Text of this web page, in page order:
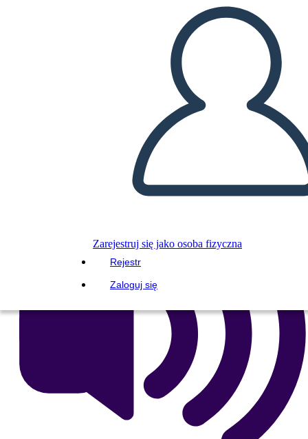
Zarejestruj się jako osoba fizyczna
Rejestr
Zaloguj się
La inteligencia emocional -
Daniel Goleman
Skopiuj tę scenorys
STWÓRZ SCENORYS
ODTWARZANIE POKAZU SLAJDÓW